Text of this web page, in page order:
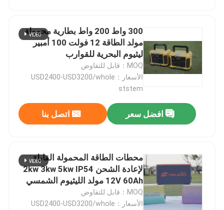
300 واط 200 واط بطارية محمولة
مولد الطاقة 12 فولت 100 أمبير
ليثيوم البحرية للقوارب
MOQ：قابل للتفاوض
الأسعار：USD2400-USD3200/whole
ststem
افضل سعر اتصل بنا
محطات الطاقة المحمولة القابلة
لإعادة الشحن 2kw 3kw 5kw IP54
12V 60Ah مولد الليثيوم الشمسي
MOQ：قابل للتفاوض
الأسعار：USD2400-USD3200/whole